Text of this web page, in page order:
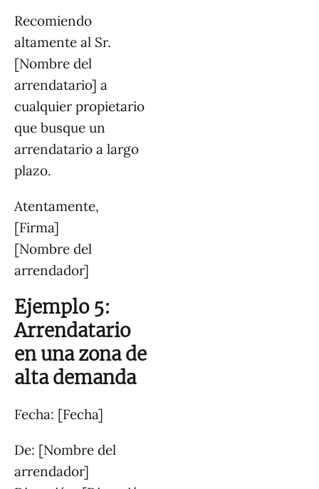
Recomiendo
altamente al Sr.
[Nombre del
arrendatario] a
cualquier propietario
que busque un
arrendatario a largo
plazo.
Atentamente,
[Firma]
[Nombre del
arrendador]
Ejemplo 5:
Arrendatario
en una zona de
alta demanda
Fecha: [Fecha]
De: [Nombre del
arrendador]